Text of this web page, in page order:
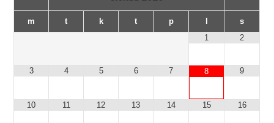
m t k t p
s
1
2
3 4 5 6 7 8 9
10 11 12 13 14 15 16